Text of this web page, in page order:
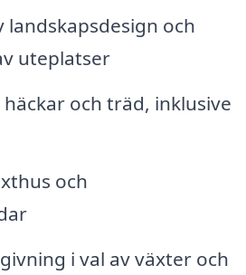
landskapsdesign och
uteplatser
och träd, inklusive
och
i val av växter och